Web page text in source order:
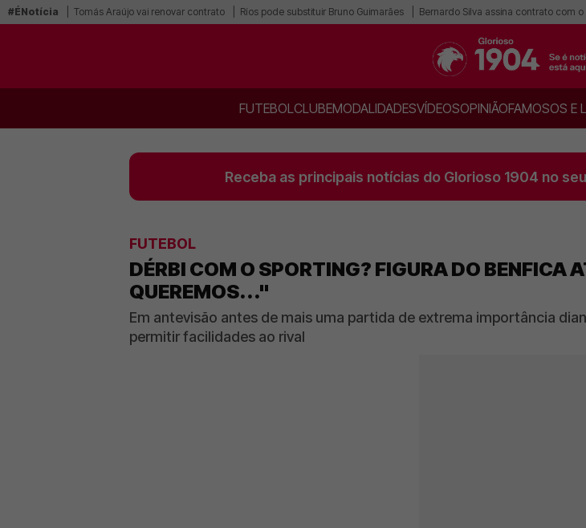
#ÉNotícia Tomás Araújo vai renovar contrato Ríos pode substituir Bruno Guimarães Bernardo Silva assina contrato com o
FUTEBOLCLUBEMODALIDADESVÍDEOSOPINIÃOFAMOSOS E
Receba as principais notícias do Glorioso 1904 no
FUTEBOL
DÉRBI COM O SPORTING? FIGURA DO BENFICA
QUEREMOS..."
Em antevisão antes de mais uma partida de extrema importância
permitir facilidades ao rival